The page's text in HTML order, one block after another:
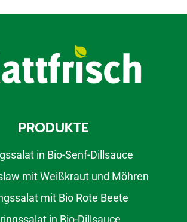
PRODUKTE
in Bio-Senf-Dillsauce
mit Weißkraut und Möhren
mit Bio Rote Beete
in Bio-Dillsauce